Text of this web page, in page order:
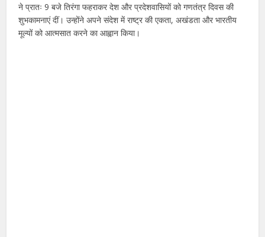
ने प्रातः 9 बजे तिरंगा फहराकर देश और प्रदेशवासियों को गणतंत्र दिवस की
शुभकामनाएं दीं। उन्होंने अपने संदेश में राष्ट्र की एकता, अखंडता और भारतीय
मूल्यों को आत्मसात करने का आह्वान किया।